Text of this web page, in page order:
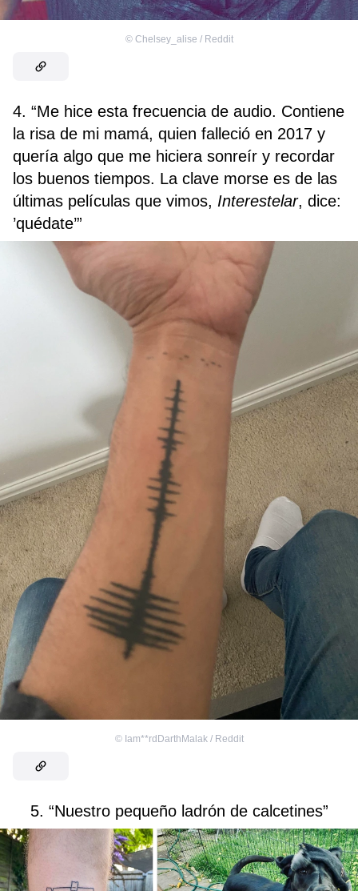
© Chelsey_alise / Reddit
4. “Me hice esta frecuencia de audio. Contiene
la risa de mi mamá, quien falleció en 2017 y
quería algo que me hiciera sonreír y recordar
los buenos tiempos. La clave morse es de las
últimas películas que vimos, Interestelar, dice:
’quédate’”
© Iam**rdDarthMalak / Reddit
5. “Nuestro pequeño ladrón de calcetines”